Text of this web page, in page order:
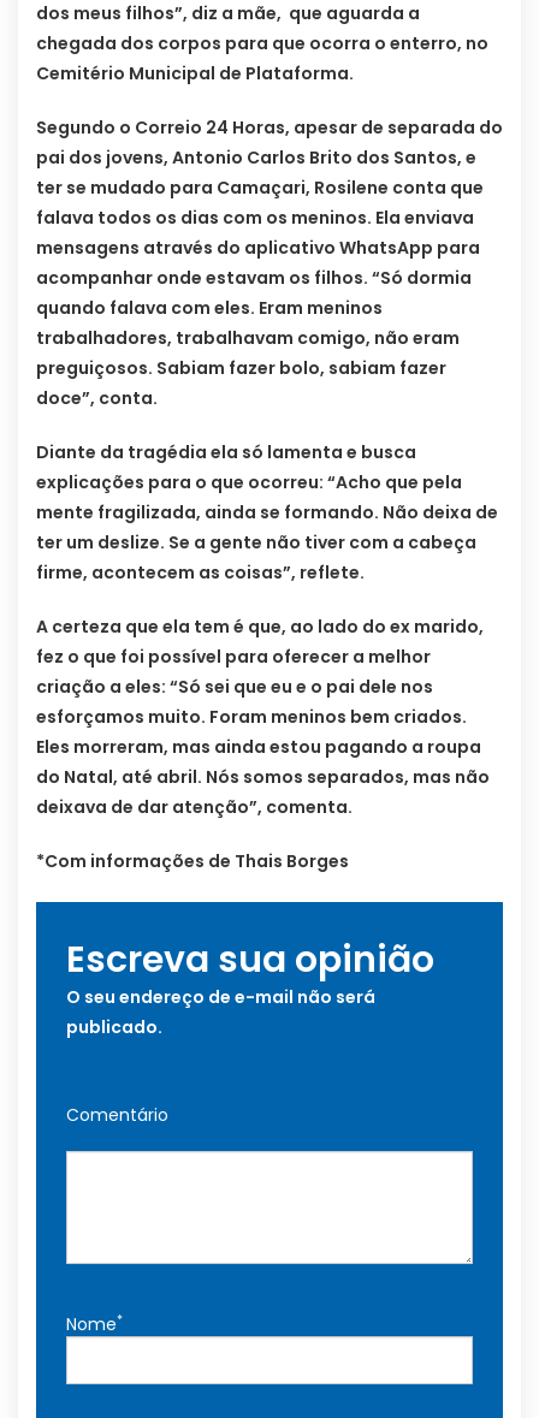
dos meus filhos”, diz a mãe, que aguarda a
chegada dos corpos para que ocorra o enterro, no
Cemitério Municipal de Plataforma.
Segundo o Correio 24 Horas, apesar de separada do
pai dos jovens, Antonio Carlos Brito dos Santos, e
ter se mudado para Camaçari, Rosilene conta que
falava todos os dias com os meninos. Ela enviava
mensagens através do aplicativo WhatsApp para
acompanhar onde estavam os filhos. “Só dormia
quando falava com eles. Eram meninos
trabalhadores, trabalhavam comigo, não eram
preguiçosos. Sabiam fazer bolo, sabiam fazer
doce”, conta.
Diante da tragédia ela só lamenta e busca
explicações para o que ocorreu: “Acho que pela
mente fragilizada, ainda se formando. Não deixa de
ter um deslize. Se a gente não tiver com a cabeça
firme, acontecem as coisas”, reflete.
A certeza que ela tem é que, ao lado do ex marido,
fez o que foi possível para oferecer a melhor
criação a eles: “Só sei que eu e o pai dele nos
esforçamos muito. Foram meninos bem criados.
Eles morreram, mas ainda estou pagando a roupa
do Natal, até abril. Nós somos separados, mas não
deixava de dar atenção”, comenta.
*Com informações de Thais Borges
Escreva sua opinião
O seu endereço de e-mail não será
publicado.
Comentário
Nome*